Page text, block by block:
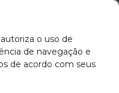
o uso de
de navegação e
de acordo com seus